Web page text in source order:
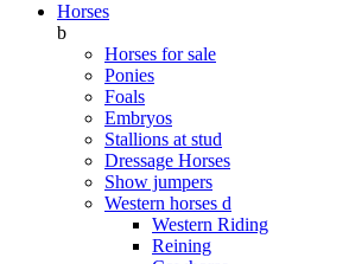
Horses
b
Horses for sale
Ponies
Foals
Embryos
Stallions at stud
Dressage Horses
Show jumpers
Western horses d
Western Riding
Reining